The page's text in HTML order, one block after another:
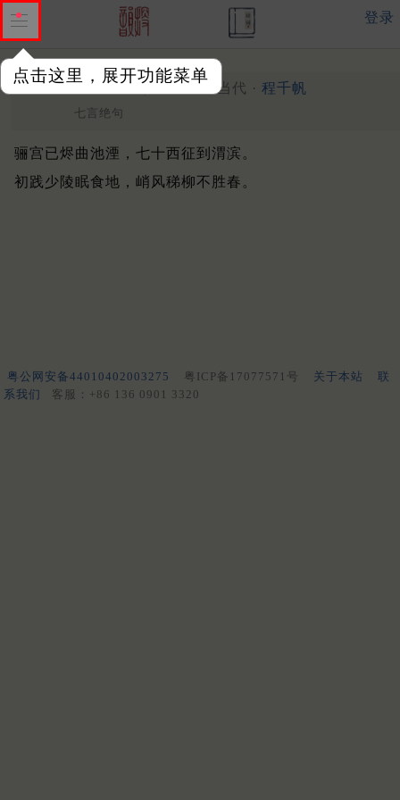
点击这里，展开功能菜单
登录
西安杂题四首 其一 现当代 · 程千帆
七言绝句
骊宫已烬曲池湮，七十西征到渭滨。
初践少陵眠食地，峭风稊柳不胜春。
粤公网安备44010402003275 粤ICP备17077571号 关于本站
联
系我们
客服：+86 136 0901 3320